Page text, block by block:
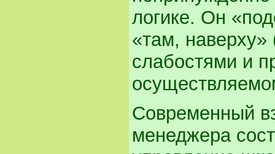
логике. Он
«там,
слабостями и
Современный
менеджера